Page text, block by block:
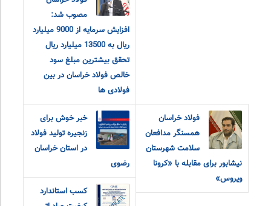
مصوب شد:
افزایش سرمایه از 9000 میلیارد
ریال به 13500 میلیارد ریال
تحقق بیشترین مبلغ سود
خالص فولاد خراسان در بین
فولادی ها
فولاد خراسان
همسنگر مدافعان
سلامت شهرستان
نیشابور برای مقابله با «کرونا
ویروس»
خبر خوش برای
زنجیره تولید فولاد
در استان خراسان
رضوی
کسب استاندارد